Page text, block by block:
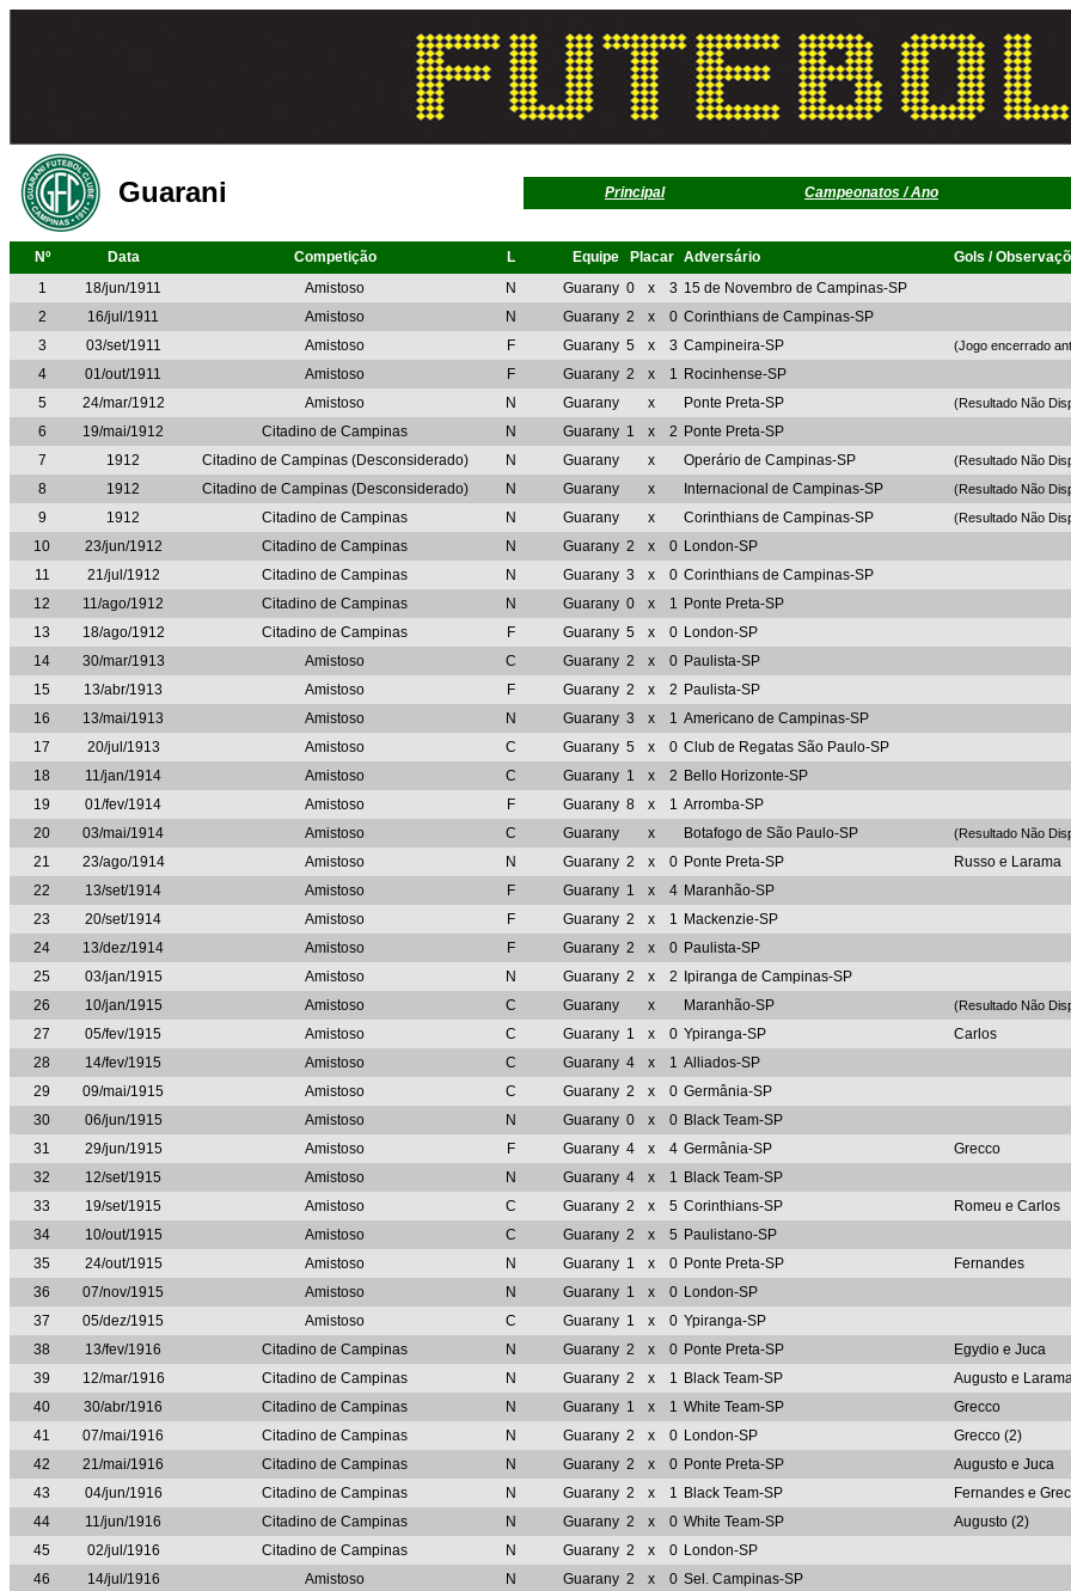
Guarani Principal Campeonatos / Ano
Nº Data Competição L Equipe Placar Adversário
Gols /
1
18/jun/1911 Amistoso N Guarany 0 x 3 15 de Novembro de Campinas-SP
2
16/jul/1911 Amistoso N Guarany 2 x 0 Corinthians de Campinas-SP
3
03/set/1911 Amistoso F Guarany 5 x 3 Campineira-SP (Jogo encerrado
4 01/out/1911 Amistoso F Guarany 2 x 1 Rocinhense-SP
5
24/mar/1912 Amistoso N Guarany x Ponte Preta-SP (Resultado Não
6 19/mai/1912 Citadino de Campinas N Guarany 1 x 2 Ponte Preta-SP
7
1912 Citadino de Campinas (Desconsiderado) N Guarany x Operário de Campinas-SP (Resultado Não
8 1912 Citadino de Campinas (Desconsiderado) N Guarany x Internacional de Campinas-SP (Resultado Não
9 1912 Citadino de Campinas N Guarany x Corinthians de Campinas-SP (Resultado Não
10 23/jun/1912 Citadino de Campinas N Guarany 2 x 0 London-SP
11
21/jul/1912 Citadino de Campinas N Guarany 3 x 0 Corinthians de Campinas-SP
12
11/ago/1912 Citadino de Campinas N Guarany 0 x 1 Ponte Preta-SP
13
18/ago/1912 Citadino de Campinas F Guarany 5 x 0 London-SP
14
30/mar/1913 Amistoso C Guarany 2 x 0 Paulista-SP
15
13/abr/1913 Amistoso F Guarany 2 x 2 Paulista-SP
16
13/mai/1913 Amistoso N Guarany 3 x 1 Americano de Campinas-SP
17
20/jul/1913 Amistoso C Guarany 5 x 0 Club de Regatas São Paulo-SP
18
11/jan/1914 Amistoso C Guarany 1 x 2 Bello Horizonte-SP
19
01/fev/1914 Amistoso F Guarany 8 x 1 Arromba-SP
20
03/mai/1914 Amistoso C Guarany x Botafogo de São Paulo-SP (Resultado Não
21 23/ago/1914 Amistoso N Guarany 2 x 0 Ponte Preta-SP
Russo e Larama
22
13/set/1914 Amistoso F Guarany 1 x 4 Maranhão-SP
23
20/set/1914 Amistoso F Guarany 2 x 1 Mackenzie-SP
24
13/dez/1914 Amistoso F Guarany 2 x 0 Paulista-SP
25
03/jan/1915 Amistoso N Guarany 2 x 2
Ipiranga de Campinas-SP
26
10/jan/1915 Amistoso C Guarany x Maranhão-SP (Resultado Não
27 05/fev/1915 Amistoso C Guarany 1 x 0 Ypiranga-SP
Carlos
28
14/fev/1915 Amistoso C Guarany 4 x 1 Alliados-SP
29
09/mai/1915 Amistoso C Guarany 2 x 0 Germânia-SP
30
06/jun/1915 Amistoso N Guarany 0 x 0 Black Team-SP
31
29/jun/1915 Amistoso F Guarany 4 x 4 Germânia-SP
Grecco
32
12/set/1915 Amistoso N Guarany 4 x 1 Black Team-SP
33
19/set/1915 Amistoso C Guarany 2 x 5 Corinthians-SP
Romeu e Carlos
34
10/out/1915 Amistoso C Guarany 2 x 5 Paulistano-SP
35
24/out/1915 Amistoso N Guarany 1 x 0 Ponte Preta-SP
Fernandes
36
07/nov/1915 Amistoso N Guarany 1 x 0 London-SP
37
05/dez/1915 Amistoso C Guarany 1 x 0 Ypiranga-SP
38
13/fev/1916 Citadino de Campinas N Guarany 2 x 0 Ponte Preta-SP
Egydio e Juca
39
12/mar/1916 Citadino de Campinas N Guarany 2 x 1 Black Team-SP
Augusto e
40
30/abr/1916 Citadino de Campinas N Guarany 1 x 1 White Team-SP
Grecco
41
07/mai/1916 Citadino de Campinas N Guarany 2 x 0 London-SP
Grecco (2)
42
21/mai/1916 Citadino de Campinas N Guarany 2 x 0 Ponte Preta-SP
Augusto e Juca
43
04/jun/1916 Citadino de Campinas N Guarany 2 x 1 Black Team-SP
Fernandes e
44
11/jun/1916 Citadino de Campinas N Guarany 2 x 0 White Team-SP
Augusto (2)
45
02/jul/1916 Citadino de Campinas N Guarany 2 x 0 London-SP
46
14/jul/1916 Amistoso N Guarany 2 x 0 Sel. Campinas-SP